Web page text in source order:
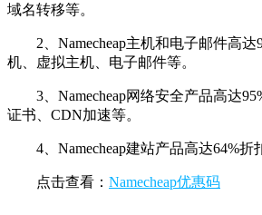
域名转移等。
2、Namecheap主机和电子邮件高
机、虚拟主机、电子邮件等。
3、Namecheap网络安全产品高达
证书、CDN加速等。
4、Namecheap建站产品高达64%折
点击查看： Namecheap优惠码